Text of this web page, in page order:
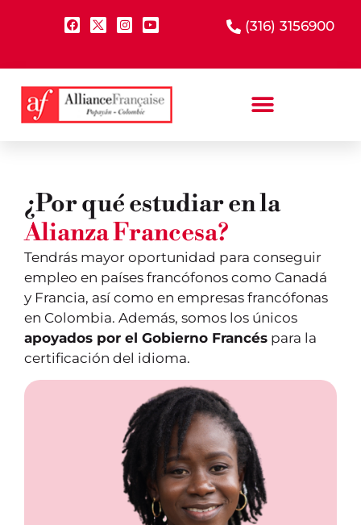
(316) 3156900
¿Por qué estudiar en la
Alianza Francesa?
Tendrás mayor oportunidad para conseguir
empleo en países francófonos como Canadá
y Francia, así como en empresas francófonas
en Colombia. Además, somos los únicos
apoyados por el Gobierno Francés para la
certificación del idioma.